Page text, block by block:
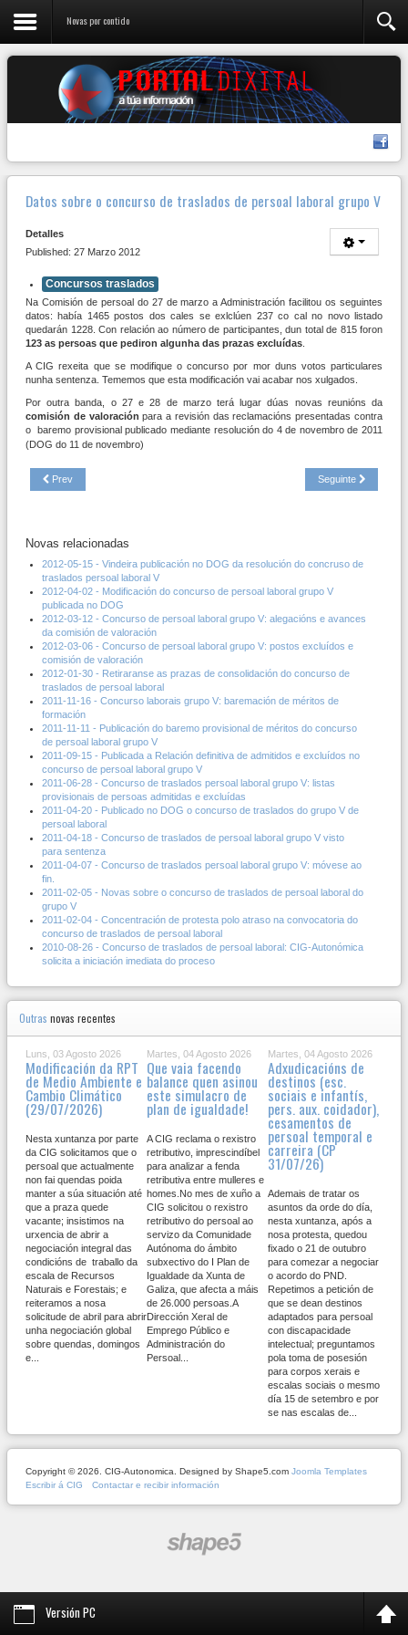
Novas por contido
Datos sobre o concurso de traslados de persoal laboral grupo V
Detalles
Published: 27 Marzo 2012
Concursos traslados
Na Comisión de persoal do 27 de marzo a Administración facilitou os seguintes
datos: había 1465 postos dos cales se exlclúen 237 co cal no novo listado
quedarán 1228. Con relación ao número de participantes, dun total de 815 foron
123 as persoas que pediron algunha das prazas excluídas
A CIG rexeita que se modifique o concurso por mor duns votos particulares
nunha sentenza. Tememos que esta modificación vai acabar nos xulgados.
Por outra banda, o 27 e 28 de marzo terá lugar dúas novas reunións da
comisión de valoración para a revisión das reclamacións presentadas contra
o baremo provisional publicado mediante resolución do 4 de novembro de 2011
(DOG do 11 de novembro)
Prev Seguinte
Novas relacionadas
2012-05-15 - Vindeira publicación no DOG da resolución do concruso de
traslados persoal laboral V
2012-04-02 - Modificación do concurso de persoal laboral grupo V
publicada no DOG
2012-03-12 - Concurso de persoal laboral grupo V: alegacións e avances
da comisión de valoración
2012-03-06 - Concurso de persoal laboral grupo V: postos excluídos e
comisión de valoración
2012-01-30 - Retiraranse as prazas de consolidación do concurso de
traslados de persoal laboral
2011-11-16 - Concurso laborais grupo V: baremación de méritos de
formación
2011-11-11 - Publicación do baremo provisional de méritos do concurso
de persoal laboral grupo V
2011-09-15 - Publicada a Relación definitiva de admitidos e excluídos no
concurso de persoal laboral grupo V
2011-06-28 - Concurso de traslados persoal laboral grupo V: listas
provisionais de persoas admitidas e excluídas
2011-04-20 - Publicado no DOG o concurso de traslados do grupo V de
persoal laboral
2011-04-18 - Concurso de traslados de persoal laboral grupo V visto
para sentenza
2011-04-07 - Concurso de traslados persoal laboral grupo V: móvese ao
fin.
2011-02-05 - Novas sobre o concurso de traslados de persoal laboral do
grupo V
2011-02-04 - Concentración de protesta polo atraso na convocatoria do
concurso de traslados de persoal laboral
2010-08-26 - Concurso de traslados de persoal laboral: CIG-Autonómica
solicita a iniciación imediata do proceso
Outras novas recentes
Luns, 03 Agosto 2026
Modificación da RPT
de Medio Ambiente e
Cambio Climático
(29/07/2026)
Nesta xuntanza por parte
da CIG solicitamos que o
persoal que actualmente
non fai quendas poida
manter a súa situación até
que a praza quede
vacante; insistimos na
urxencia de abrir a
negociación integral das
condicións de traballo da
escala de Recursos
Naturais e Forestais; e
reiteramos a nosa
solicitude de abril para abrir
unha negociación global
sobre quendas, domingos
e...
Martes, 04 Agosto 2026
Que vaia facendo
balance quen asinou
este simulacro de
plan de igualdade!
A CIG reclama o rexistro
retributivo, imprescindíbel
para analizar a fenda
retributiva entre mulleres e
homes.No mes de xuño a
CIG solicitou o rexistro
retributivo do persoal ao
servizo da Comunidade
Autónoma do ámbito
subxectivo do I Plan de
Igualdade da Xunta de
Galiza, que afecta a máis
de 26.000 persoas.A
Dirección Xeral de
Emprego Público e
Administración do
Persoal...
Martes, 04 Agosto 2026
Adxudicacións de
destinos (esc.
sociais e infantís,
pers. aux. coidador),
cesamentos de
persoal temporal e
carreira (CP
31/07/26)
Ademais de tratar os
asuntos da orde do día,
nesta xuntanza, após a
nosa protesta, quedou
fixado o 21 de outubro
para comezar a negociar
o acordo do PND.
Repetimos a petición de
que se dean destinos
adaptados para persoal
con discapacidade
intelectual; preguntamos
pola toma de posesión
para corpos xerais e
escalas sociais o mesmo
día 15 de setembro e por
se nas escalas de...
Copyright © 2026. CIG-Autonomica. Designed by Shape5.com Joomla Templates
Escribir á CIG
Contactar e recibir información
Versión PC